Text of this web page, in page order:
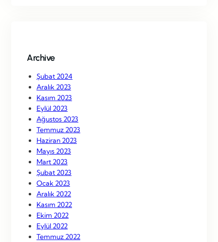
Archive
Şubat 2024
Aralık 2023
Kasım 2023
Eylül 2023
Ağustos 2023
Temmuz 2023
Haziran 2023
Mayıs 2023
Mart 2023
Şubat 2023
Ocak 2023
Aralık 2022
Kasım 2022
Ekim 2022
Eylül 2022
Temmuz 2022